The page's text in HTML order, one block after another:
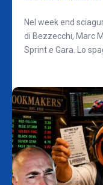
Nel week end
di Bezzecchi, Marc
Sprint e Gara. Lo